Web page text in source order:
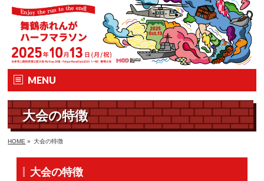
MENU
大会要項
大会の特徴
大会の特徴
HOME » 大会の特徴
大会の特徴